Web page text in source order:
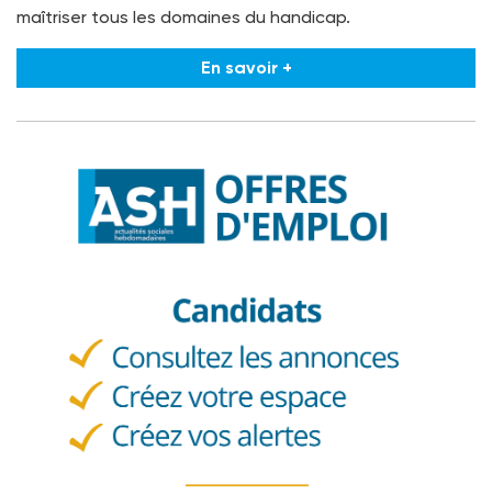
maîtriser tous les domaines du handicap.
En savoir +